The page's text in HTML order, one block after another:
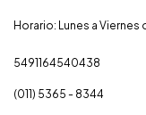
Horario: Lunes a Viernes
5491164540438
(011) 5365 - 8344